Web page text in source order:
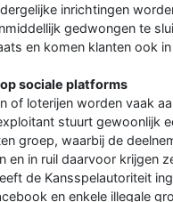
inrichtingen
gedwongen te
en komen klanten ook
sociale platforms
of loterijen worden vaak
stuurt gewoonlijk
groep, waarbij de
en in ruil daarvoor krijgen
de Kansspelautoriteit
en enkele illegale